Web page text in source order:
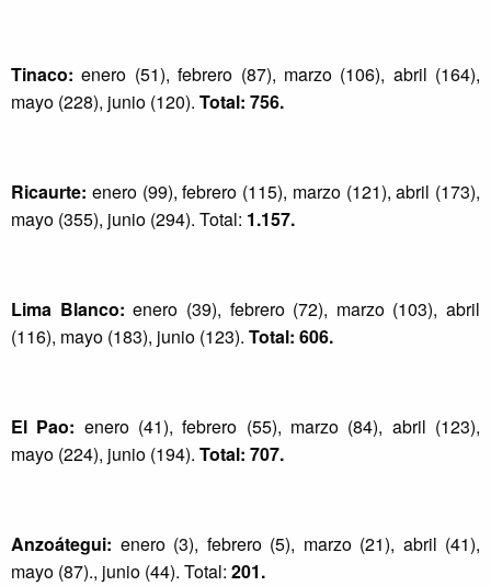
Tinaco: enero (51), febrero (87), marzo (106), abril (164),
mayo (228), junio (120). Total: 756.
Ricaurte: enero (99), febrero (115), marzo (121), abril (173),
mayo (355), junio (294). Total: 1.157.
Lima Blanco: enero (39), febrero (72), marzo (103), abril
(116), mayo (183), junio (123). Total: 606.
El Pao: enero (41), febrero (55), marzo (84), abril (123),
mayo (224), junio (194). Total: 707.
Anzoátegui: enero (3), febrero (5), marzo (21), abril (41),
mayo (87)., junio (44). Total: 201.